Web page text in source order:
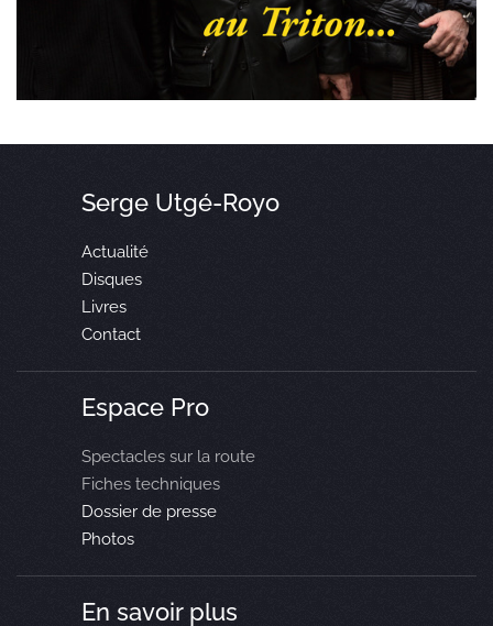
Serge Utgé-Royo
Actualité
Disques
Livres
Contact
Espace Pro
Spectacles sur la route
Fiches techniques
Dossier de presse
Photos
En savoir plus